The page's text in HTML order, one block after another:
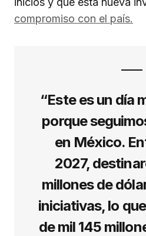
compromiso con el país.
“Este es un día
porque
en México.
2027,
millones de
iniciativas, lo
de mil 145